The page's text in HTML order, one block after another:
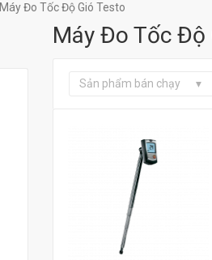
Máy Đo Tốc Độ Gió Testo
Máy Đo Tốc Độ
Sản phẩm bán chạy